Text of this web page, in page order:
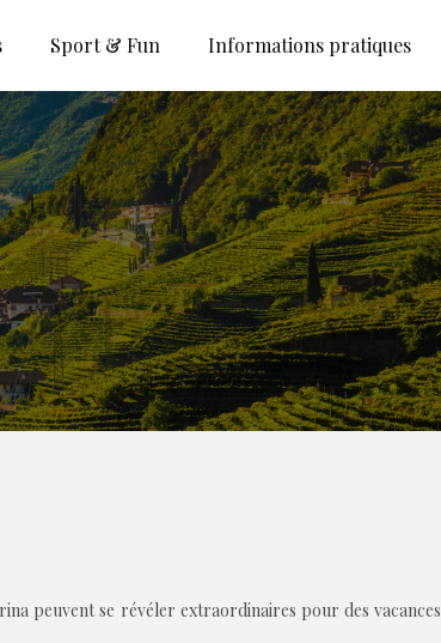
Sport & Fun Informations pratiques
peuvent se révéler extraordinaires pour des vacances